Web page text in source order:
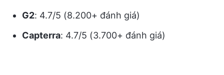
G2: 4.7/5 (8.200+ đánh giá)
Capterra: 4.7/5 (3.700+ đánh giá)